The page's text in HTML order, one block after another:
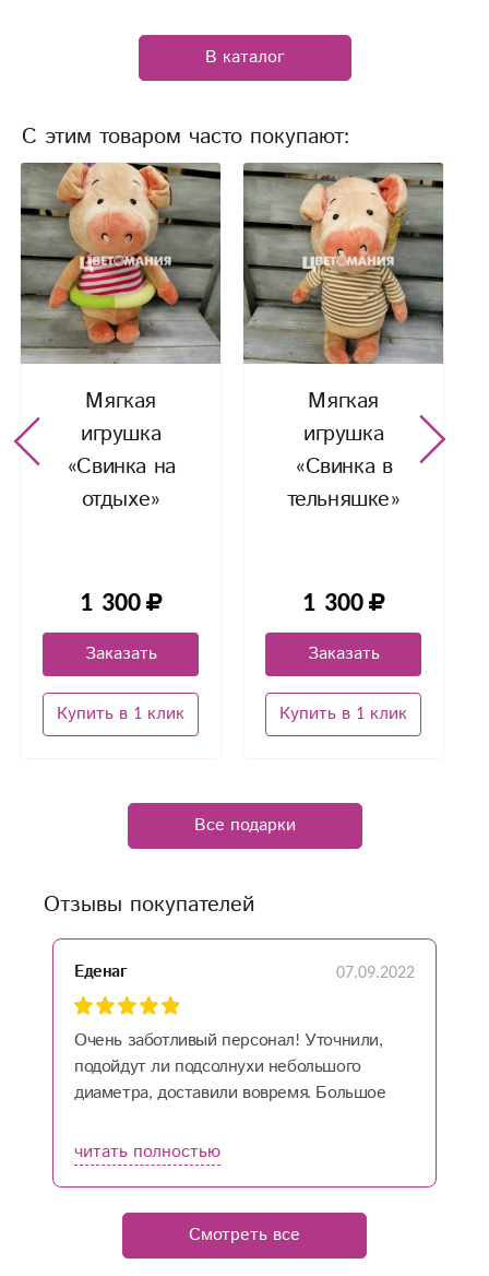
В каталог
С этим товаром часто покупают:
Мягкая
игрушка
«Свинка на
отдыхе»
1 300
Заказать
Купить в 1 клик
Мягкая
игрушка
«Свинка в
тельняшке»
1 300
Заказать
Купить в 1 клик
Все подарки
Отзывы покупателей
Еденаг 07.09.2022
Очень заботливый персонал! Уточнили,
подойдут ли подсолнухи небольшого
диаметра, доставили вовремя. Большое
читать полностью
Смотреть все